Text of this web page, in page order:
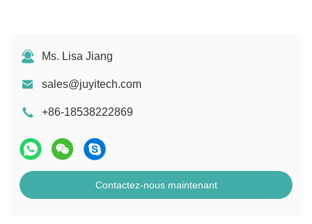
Ms. Lisa Jiang
sales@juyitech.com
+86-18538222869
Contactez-nous maintenant